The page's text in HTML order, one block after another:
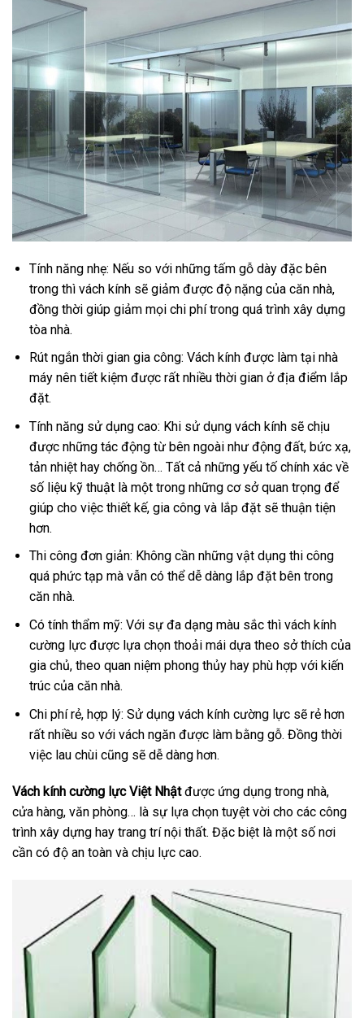
Tính năng nhẹ: Nếu so với những tấm gỗ dày đặc bên
trong thì vách kính sẽ giảm được độ nặng của căn nhà,
đồng thời giúp giảm mọi chi phí trong quá trình xây dựng
tòa nhà.
Rút ngắn thời gian gia công: Vách kính được làm tại nhà
máy nên tiết kiệm được rất nhiều thời gian ở địa điểm lắp
đặt.
Tính năng sử dụng cao: Khi sử dụng vách kính sẽ chịu
được những tác động từ bên ngoài như động đất, bức xạ,
tản nhiệt hay chống ồn… Tất cả những yếu tố chính xác về
số liệu kỹ thuật là một trong những cơ sở quan trọng để
giúp cho việc thiết kế, gia công và lắp đặt sẽ thuận tiện
hơn.
Thi công đơn giản: Không cần những vật dụng thi công
quá phức tạp mà vẫn có thể dễ dàng lắp đặt bên trong
căn nhà.
Có tính thẩm mỹ: Với sự đa dạng màu sắc thì vách kính
cường lực được lựa chọn thoải mái dựa theo sở thích của
gia chủ, theo quan niệm phong thủy hay phù hợp với kiến
trúc của căn nhà.
Chi phí rẻ, hợp lý: Sử dụng vách kính cường lực sẽ rẻ hơn
rất nhiều so với vách ngăn được làm bằng gỗ. Đồng thời
việc lau chùi cũng sẽ dễ dàng hơn.
Vách kính cường lực Việt Nhậtđược ứng dụng trong nhà,
cửa hàng, văn phòng… là sự lựa chọn tuyệt vời cho các công
trình xây dựng hay trang trí nội thất. Đặc biệt là một số nơi
cần có độ an toàn và chịu lực cao.